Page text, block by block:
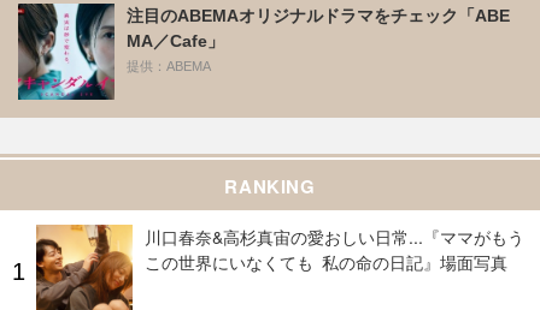
注目のABEMAオリジナルドラマをチェック「ABE
MA／Cafe」
提供：ABEMA
RANKING
川口春奈&高杉真宙の愛おしい日常...『ママがもう
この世界にいなくても 私の命の日記』場面写真